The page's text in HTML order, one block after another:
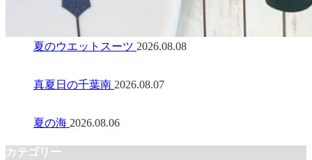
夏のウエットスーツ 2026.08.08
真夏日の千葉南 2026.08.07
夏の海 2026.08.06
カテゴリー